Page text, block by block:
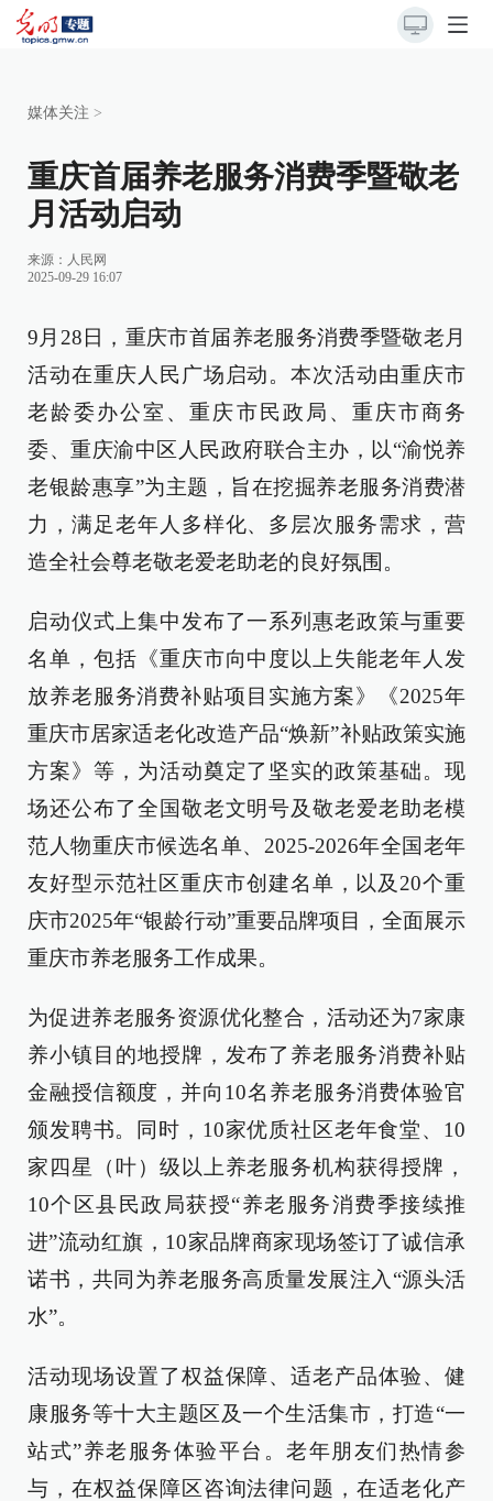
媒体关注 >
重庆首届养老服务消费季暨敬老
月活动启动
来源： 人民网
2025-09-29 16:07
9月28日，重庆市首届养老服务消费季暨敬老月
活动在重庆人民广场启动。本次活动由重庆市
老龄委办公室、重庆市民政局、重庆市商务
委、重庆渝中区人民政府联合主办，以“渝悦养
老银龄惠享”为主题，旨在挖掘养老服务消费潜
力，满足老年人多样化、多层次服务需求，营
造全社会尊老敬老爱老助老的良好氛围。
启动仪式上集中发布了一系列惠老政策与重要
名单，包括《重庆市向中度以上失能老年人发
放养老服务消费补贴项目实施方案》《2025年
重庆市居家适老化改造产品“焕新”补贴政策实施
方案》等，为活动奠定了坚实的政策基础。现
场还公布了全国敬老文明号及敬老爱老助老模
范人物重庆市候选名单、2025-2026年全国老年
友好型示范社区重庆市创建名单，以及20个重
庆市2025年“银龄行动”重要品牌项目，全面展示
重庆市养老服务工作成果。
为促进养老服务资源优化整合，活动还为7家康
养小镇目的地授牌，发布了养老服务消费补贴
金融授信额度，并向10名养老服务消费体验官
颁发聘书。同时，10家优质社区老年食堂、10
家四星（叶）级以上养老服务机构获得授牌，
10个区县民政局获授“养老服务消费季接续推
进”流动红旗，10家品牌商家现场签订了诚信承
诺书，共同为养老服务高质量发展注入“源头活
水”。
活动现场设置了权益保障、适老产品体验、健
康服务等十大主题区及一个生活集市，打造“一
站式”养老服务体验平台。老年朋友们热情参
与，在权益保障区咨询法律问题，在适老化产